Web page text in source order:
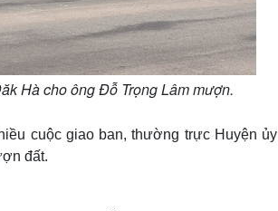
Hà cho ông Đỗ Trọng Lâm mượn.
cuộc giao ban, thường trực Huyện ủy
đất.